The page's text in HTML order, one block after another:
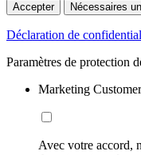
Accepter Nécessaires
Déclaration de
Paramètres de protection
Marketing
Avec votre accord,